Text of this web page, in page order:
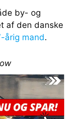
by- og
af den danske
årig mand.